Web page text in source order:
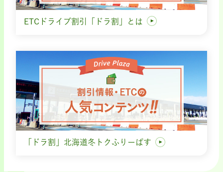
ETCドライブ割引「ドラ割」とは
「ドラ割」北海道冬トクふりーぱす